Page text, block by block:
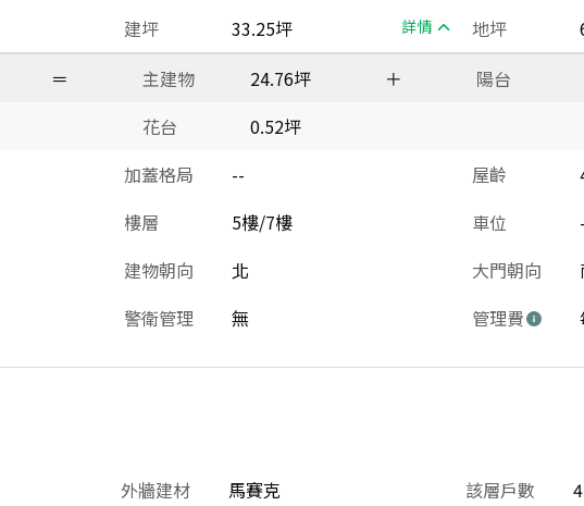
建坪 33.25坪 詳情 地坪
＝ 主建物 24.76坪 ＋ 陽台
花台
0.52坪
加蓋格局 -- 屋齡
樓層 5樓/7樓 車位
建物朝向 北 大門朝向
警衛管理 無 管理費
外牆建材 馬賽克 該層戶數
4